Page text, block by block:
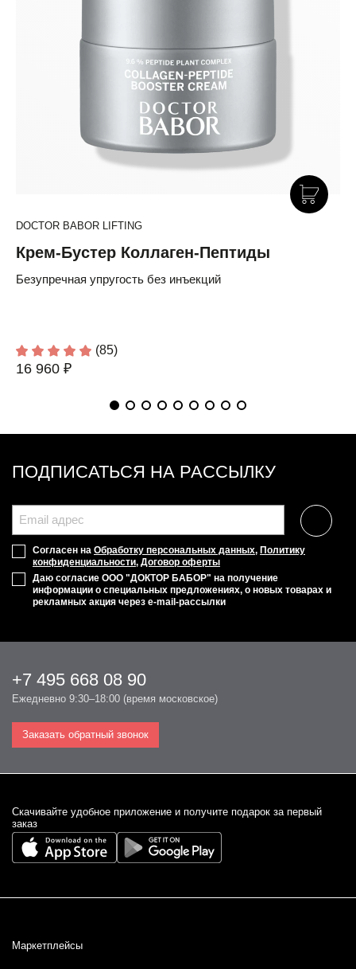
DOCTOR BABOR LIFTING
Крем-Бустер Коллаген-Пептиды
Безупречная упругость без инъекций
(85)
16 960 ₽
ПОДПИСАТЬСЯ НА РАССЫЛКУ
Согласен на Обработку персональных данных, Политику
конфиденциальности, Договор оферты
Даю согласие ООО "ДОКТОР БАБОР" на получение
информации о специальных предложениях, о новых товарах и
рекламных акция через e-mail-рассылки
+7 495 668 08 90
Ежедневно 9:30–18:00 (время московское)
Заказать обратный звонок
Cкачивайте удобное приложение и получите подарок за первый
заказ
Маркетплейсы